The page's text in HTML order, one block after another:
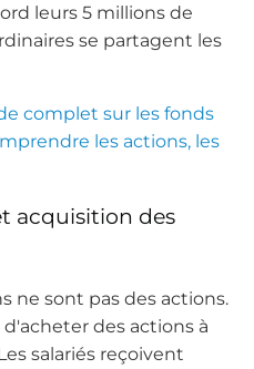
leurs 5 millions de
se partagent les
complet sur les fonds
les actions, les
acquisition des
ne sont pas des actions.
des actions à
salariés reçoivent